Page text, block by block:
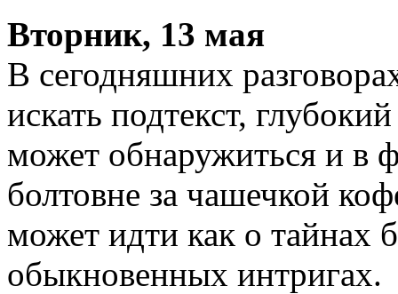
Вторник, 13 мая
В сегодняшних
искать подтекст,
может обнаружиться и в
болтовне за чашечкой
может идти как о тайнах
обыкновенных интригах.